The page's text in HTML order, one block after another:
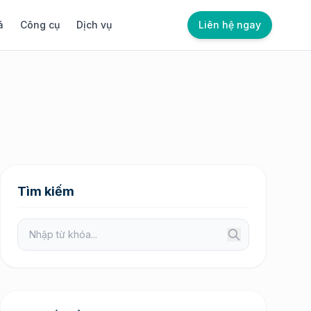
Công cụ Dịch vụ Liên hệ ngay
Tìm kiếm